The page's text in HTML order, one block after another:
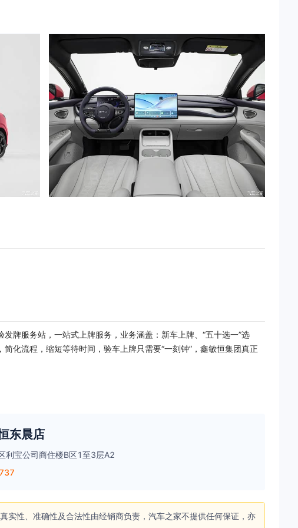
牌服务站，一站式上牌服务，业务涵盖：新车上牌、“五十选一”选
化流程，缩短等待时间，验车上牌只需要“一刻钟”，鑫敏恒集团真正
东晨店
利宝公司商住楼B区1至3层A2
实性、准确性及合法性由经销商负责，汽车之家不提供任何保证，亦